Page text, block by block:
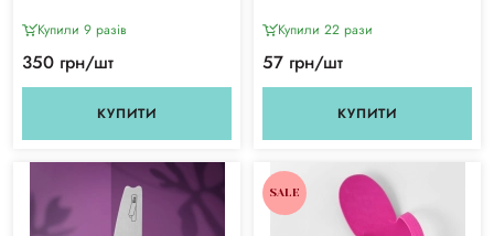
Купили 9 разiв
350 грн/шт
КУПИТИ
Купили 22 рази
57 грн/шт
КУПИТИ
SALE